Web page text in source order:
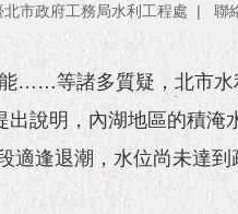
市政府工務局水利工程處 聯
等諸多質疑，北市水
說明，內湖地區的積淹
逢退潮，水位尚未達